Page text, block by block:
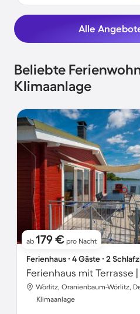
Alle
Beliebte
Klimaanlage
ab 179 € pro Nacht
Ferienhaus ∙ 4 Gäste ∙ 2
Ferienhaus mit Terrasse
Wörlitz, Oranienbaum-Wörlitz,
Klimaanlage